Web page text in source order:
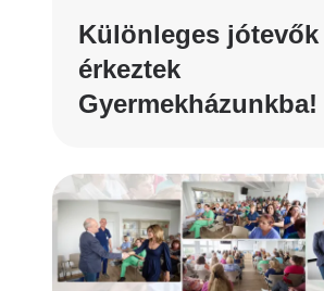
Különleges jótevők
érkeztek
Gyermekházunkba!